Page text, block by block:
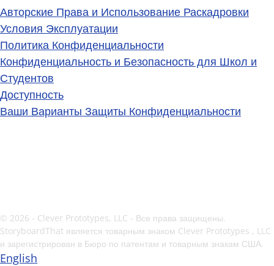
Авторские Права и Использование Раскадровки
Условия Эксплуатации
Политика Конфиденциальности
Конфиденциальность и Безопасность для Школ и
Студентов
Доступность
Ваши Варианты Защиты Конфиденциальности
© 2026 - Clever Prototypes, LLC - Все права защищены.
StoryboardThat является товарным знаком Clever Prototypes , LLC
и зарегистрирован в Бюро по патентам и товарным знакам США.
English